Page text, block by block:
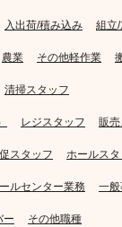
入出荷/積み込み 組立
農業 その他軽作業
清掃スタッフ
レジスタッフ 販
スタッフ ホールスタ
ルセンター業務 一
ー その他職種